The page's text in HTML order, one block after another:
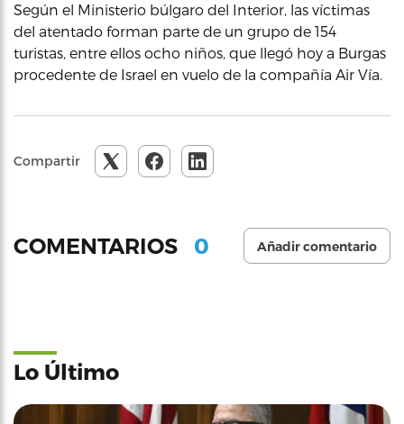
Según el Ministerio búlgaro del Interior, las víctimas
del atentado forman parte de un grupo de 154
turistas, entre ellos ocho niños, que llegó hoy a Burgas
procedente de Israel en vuelo de la compañía Air Vía.
Compartir
COMENTARIOS 0 Añadir comentario
Lo Último